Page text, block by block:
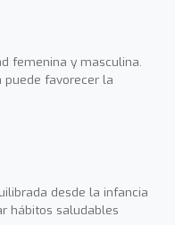
femenina y masculina.
puede favorecer la
desde la infancia
hábitos saludables